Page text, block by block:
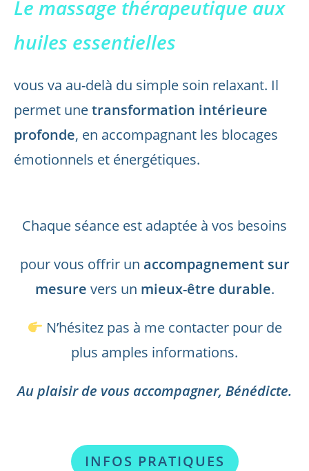
Le massage thérapeutique aux
huiles essentielles
vous va au-delà du simple soin relaxant. Il
permet unetransformation intérieure
profonde, en accompagnant les blocages
émotionnels et énergétiques.
Chaque séance est adaptée à vos besoins
pour vous offrir un accompagnement sur
mesure vers un mieux-être durable.
N’hésitez pas à me contacter pour de
plus amples informations.
Au plaisir de vous accompagner, Bénédicte.
INFOS PRATIQUES